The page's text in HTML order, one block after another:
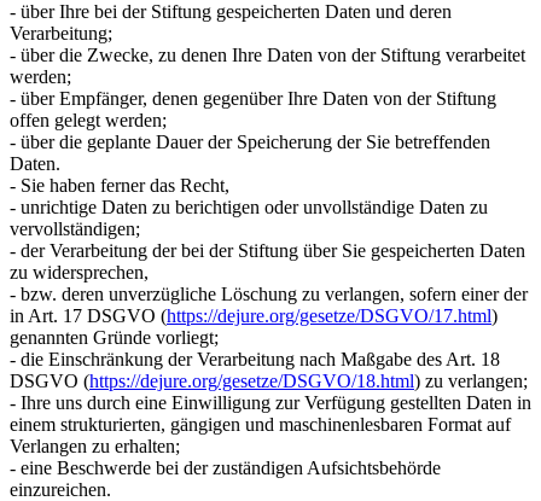
- über Ihre bei der Stiftung gespeicherten Daten und deren
Verarbeitung;
- über die Zwecke, zu denen Ihre Daten von der Stiftung verarbeitet
werden;
- über Empfänger, denen gegenüber Ihre Daten von der Stiftung
offen gelegt werden;
- über die geplante Dauer der Speicherung der Sie betreffenden
Daten.
- Sie haben ferner das Recht,
- unrichtige Daten zu berichtigen oder unvollständige Daten zu
vervollständigen;
- der Verarbeitung der bei der Stiftung über Sie gespeicherten Daten
zu widersprechen,
- bzw. deren unverzügliche Löschung zu verlangen, sofern einer der
in Art. 17 DSGVO (https://dejure.org/gesetze/DSGVO/17.html)
genannten Gründe vorliegt;
- die Einschränkung der Verarbeitung nach Maßgabe des Art. 18
DSGVO (https://dejure.org/gesetze/DSGVO/18.html) zu verlangen;
- Ihre uns durch eine Einwilligung zur Verfügung gestellten Daten in
einem strukturierten, gängigen und maschinenlesbaren Format auf
Verlangen zu erhalten;
- eine Beschwerde bei der zuständigen Aufsichtsbehörde
einzureichen.